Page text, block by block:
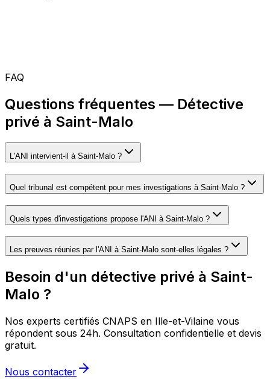
FAQ
Questions fréquentes — Détective
privé à Saint-Malo
L'ANI intervient-il à Saint-Malo ?
Quel tribunal est compétent pour mes investigations à Saint-Malo ?
Quels types d'investigations propose l'ANI à Saint-Malo ?
Les preuves réunies par l'ANI à Saint-Malo sont-elles légales ?
Besoin d'un détective privé à Saint-
Malo ?
Nos experts certifiés CNAPS en Ille-et-Vilaine vous
répondent sous 24h. Consultation confidentielle et devis
gratuit.
Nous contacter